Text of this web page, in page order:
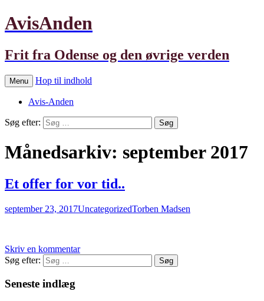
AvisAnden
Frit fra Odense og den øvrige verden
Menu Hop til indhold
Avis-Anden
Søg efter:
Månedsarkiv: september 2017
Et offer for vor tid..
september 23, 2017UncategorizedTorben Madsen
Skriv en kommentar
Søg efter:
Seneste indlæg